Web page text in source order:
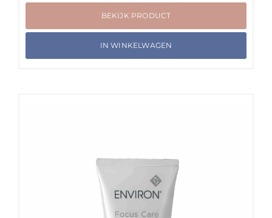
BEKIJK PRODUCT
IN WINKELWAGEN